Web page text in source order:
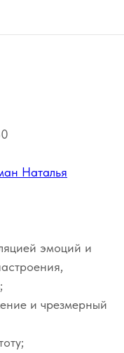
Наталья
эмоций и
и чрезмерный